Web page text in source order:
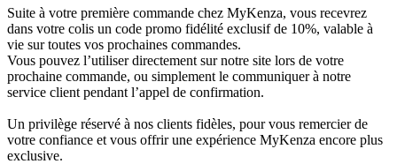
Suite à votre première commande chez MyKenza, vous recevrez
dans votre colis un code promo fidélité exclusif de 10%, valable à
vie sur toutes vos prochaines commandes.
Vous pouvez l’utiliser directement sur notre site lors de votre
prochaine commande, ou simplement le communiquer à notre
service client pendant l’appel de confirmation.
Un privilège réservé à nos clients fidèles, pour vous remercier de
votre confiance et vous offrir une expérience MyKenza encore plus
exclusive.